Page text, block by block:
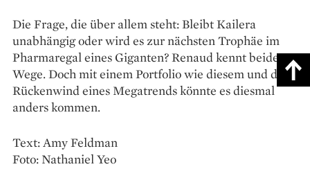
Die Frage, die über allem steht: Bleibt Kailera
unabhängig oder wird es zur nächsten Trophäe im
Pharmaregal eines Giganten? Renaud kennt beide
Wege. Doch mit einem Portfolio wie diesem und dem
Rückenwind eines Megatrends könnte es diesmal
anders kommen.
Text: Amy Feldman
Foto: Nathaniel Yeo